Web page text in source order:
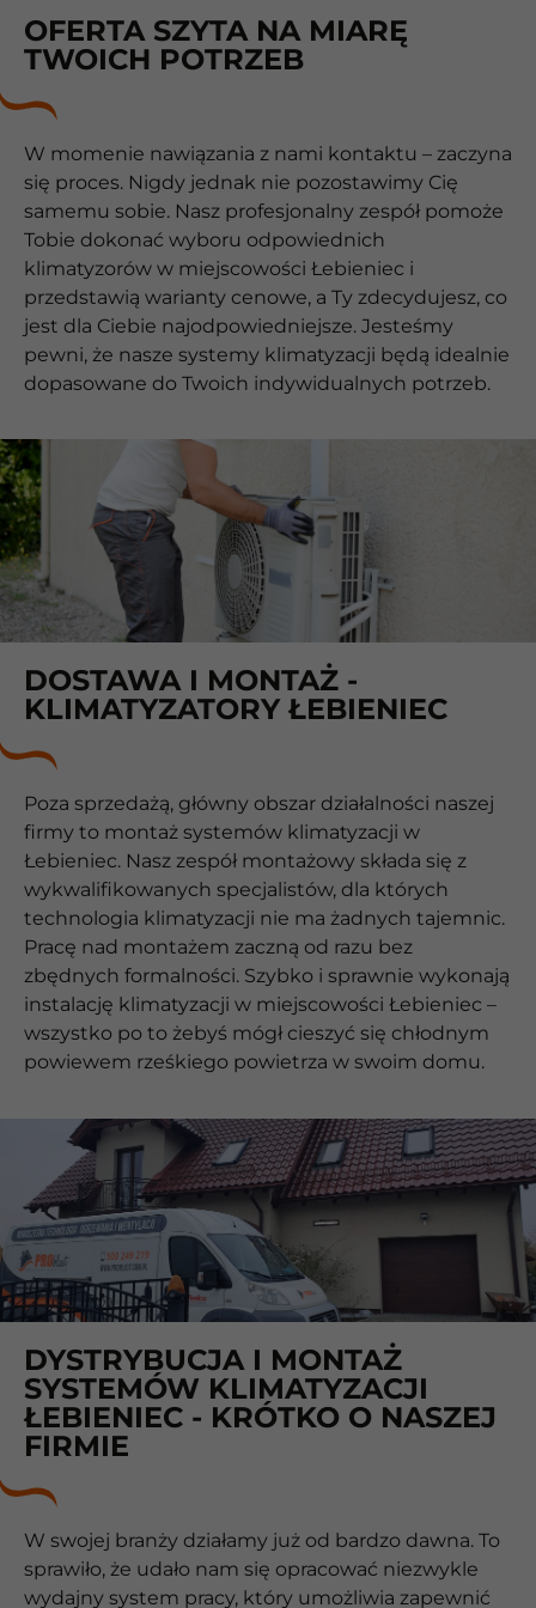
OFERTA SZYTA NA MIARĘ
TWOICH POTRZEB
W momenie nawiązania z nami kontaktu – zaczyna
się proces. Nigdy jednak nie pozostawimy Cię
samemu sobie. Nasz profesjonalny zespół pomoże
Tobie dokonać wyboru odpowiednich
klimatyzorów w miejscowości Łebieniec i
przedstawią warianty cenowe, a Ty zdecydujesz, co
jest dla Ciebie najodpowiedniejsze. Jesteśmy
pewni, że nasze systemy klimatyzacji będą idealnie
dopasowane do Twoich indywidualnych potrzeb.
DOSTAWA I MONTAŻ -
KLIMATYZATORY ŁEBIENIEC
Poza sprzedażą, główny obszar działalności naszej
firmy to montaż systemów klimatyzacji w
Łebieniec. Nasz zespół montażowy składa się z
wykwalifikowanych specjalistów, dla których
technologia klimatyzacji nie ma żadnych tajemnic.
Pracę nad montażem zaczną od razu bez
zbędnych formalności. Szybko i sprawnie wykonają
instalację klimatyzacji w miejscowości Łebieniec –
wszystko po to żebyś mógł cieszyć się chłodnym
powiewem rześkiego powietrza w swoim domu.
DYSTRYBUCJA I MONTAŻ
SYSTEMÓW KLIMATYZACJI
ŁEBIENIEC - KRÓTKO O NASZEJ
FIRMIE
W swojej branży działamy już od bardzo dawna. To
sprawiło, że udało nam się opracować niezwykle
wydajny system pracy, który umożliwia zapewnić